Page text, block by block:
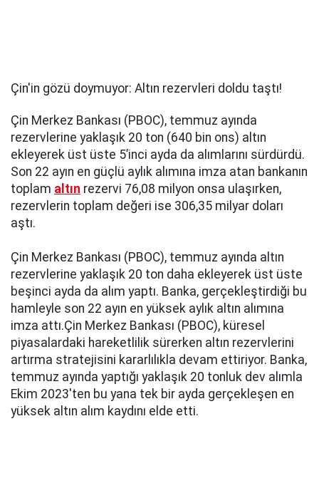
Çin'in gözü doymuyor: Altın rezervleri doldu taştı!
Çin Merkez Bankası (PBOC), temmuz ayında
rezervlerine yaklaşık 20 ton (640 bin ons) altın
ekleyerek üst üste 5’inci ayda da alımlarını sürdürdü.
Son 22 ayın en güçlü aylık alımına imza atan bankanın
toplam altın rezervi 76,08 milyon onsa ulaşırken,
rezervlerin toplam değeri ise 306,35 milyar doları
aştı.
Çin Merkez Bankası (PBOC), temmuz ayında altın
rezervlerine yaklaşık 20 ton daha ekleyerek üst üste
beşinci ayda da alım yaptı. Banka, gerçekleştirdiği bu
hamleyle son 22 ayın en yüksek aylık altın alımına
imza attı.Çin Merkez Bankası (PBOC), küresel
piyasalardaki hareketlilik sürerken altın rezervlerini
artırma stratejisini kararlılıkla devam ettiriyor. Banka,
temmuz ayında yaptığı yaklaşık 20 tonluk dev alımla
Ekim 2023'ten bu yana tek bir ayda gerçekleşen en
yüksek altın alım kaydını elde etti.